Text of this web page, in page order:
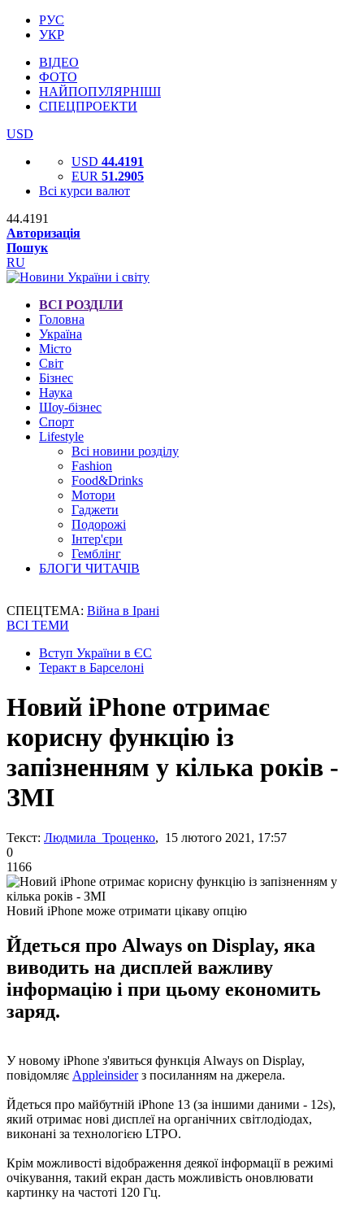
РУС
УКР
ВІДЕО
ФОТО
НАЙПОПУЛЯРНІШІ
СПЕЦПРОЕКТИ
USD
USD 44.4191
EUR 51.2905
Всі курси валют
44.4191
Авторизація
Пошук
RU
ВСІ РОЗДІЛИ
Головна
Україна
Місто
Світ
Бізнес
Наука
Шоу-бізнес
Спорт
Lifestyle
Всі новини розділу
Fashion
Food&Drinks
Мотори
Гаджети
Подорожі
Інтер'єри
Гемблінг
БЛОГИ ЧИТАЧІВ
СПЕЦТЕМА: Війна в Ірані
ВСІ ТЕМИ
Вступ України в ЄС
Теракт в Барселоні
Новий iPhone отримає
корисну функцію із
запізненням у кілька років -
ЗМІ
Текст: Людмила Троценко, 15 лютого 2021, 17:57
0
1166
Новий iPhone може отримати цікаву опцію
Йдеться про Always on Display, яка
виводить на дисплей важливу
інформацію і при цьому економить
заряд.
У новому iPhone з'явиться функція Always on Display,
повідомляє Appleinsiderз посиланням на джерела.
Йдеться про майбутній iPhone 13 (за іншими даними - 12s),
який отримає нові дисплеї на органічних світлодіодах,
виконані за технологією LTPO.
Крім можливості відображення деякої інформації в режимі
очікування, такий екран дасть можливість оновлювати
картинку на частоті 120 Гц.